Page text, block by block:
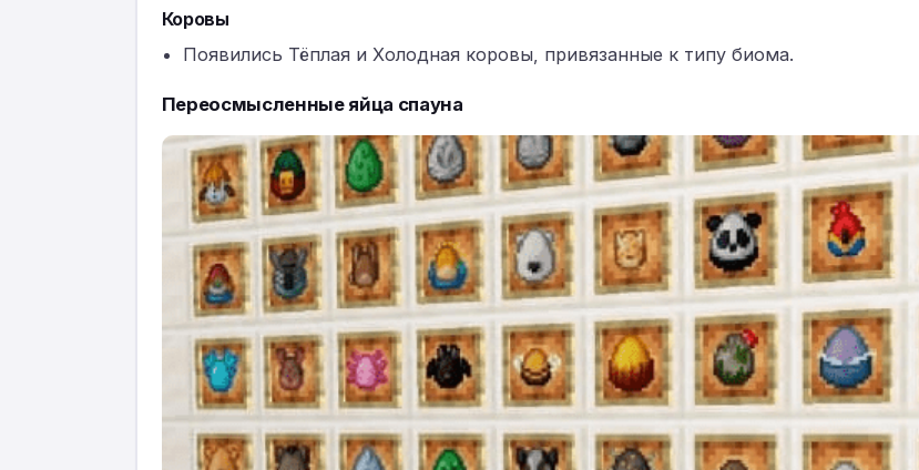
Коровы
Появились Тёплая и Холодная коровы, привязанные к типу биома.
Переосмысленные яйца спауна